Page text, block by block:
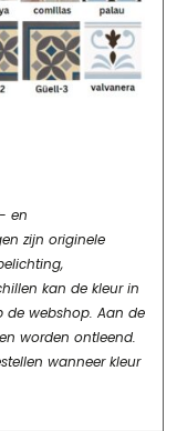
en
zijn originele
kan de kleur in
de webshop. Aan de
worden ontleend.
wanneer kleur